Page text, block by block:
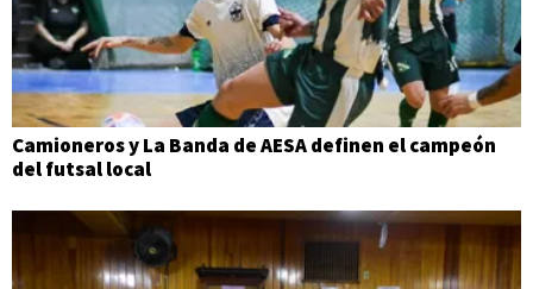
Camioneros y La Banda de AESA definen el campeón
del futsal local